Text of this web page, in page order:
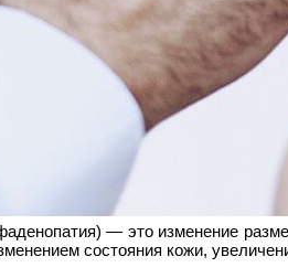
— это изменение
состояния кожи,